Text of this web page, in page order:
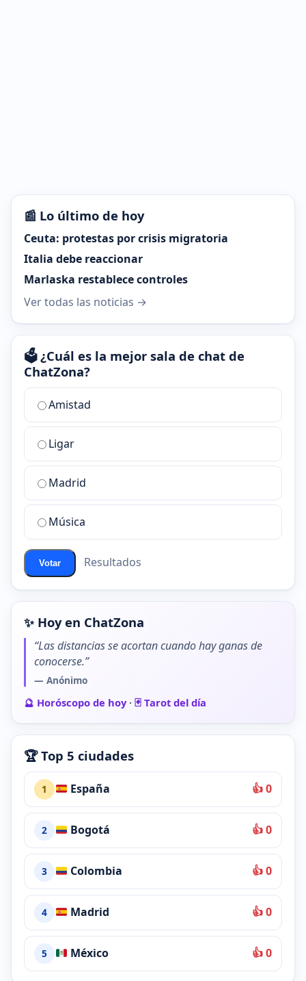
📰 Lo último de hoy
Ceuta: protestas por crisis migratoria
Italia debe reaccionar
Marlaska restablece controles
Ver todas las noticias →
🗳️ ¿Cuál es la mejor sala de chat de
ChatZona?
¿Cuál
la
mejor
sala
chat
ChatZona?
Amistad
Ligar
Madrid
Música
Votar Resultados
✨ Hoy en ChatZona
“Las distancias se acortan cuando hay ganas de
conocerse.”
— Anónimo
🔮 Horóscopo de hoy· 🃏 Tarot del día
🏆 Top 5 ciudades
1 España 👍 0
2 Bogotá 👍 0
3 Colombia 👍 0
4 Madrid 👍 0
5 México 👍 0